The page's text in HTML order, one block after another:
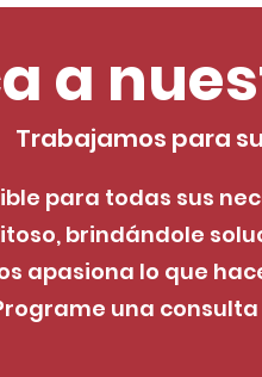
para todas sus
brindándole
apasiona lo que
una
a
Trabajamos para